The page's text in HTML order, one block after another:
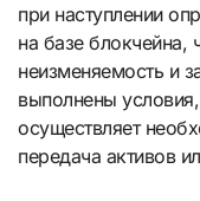
при наступлении
на базе блокчейна,
неизменяемость и
выполнены
осуществляет
передача активов